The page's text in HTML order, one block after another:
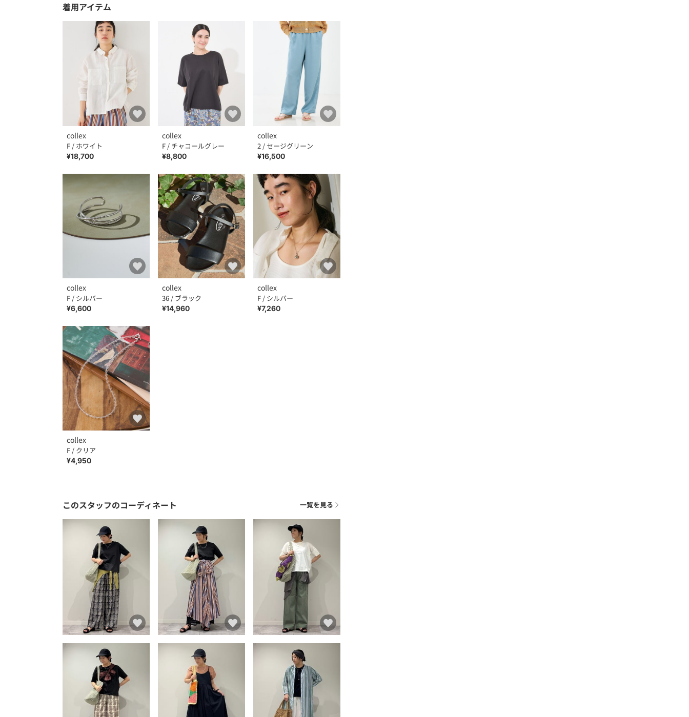
着用アイテム
collex
F / ホワイト
¥18,700
collex
F / チャコールグレー
¥8,800
collex
2 / セージグリーン
¥16,500
collex
F / シルバー
¥6,600
collex
36 / ブラック
¥14,960
collex
F / シルバー
¥7,260
collex
F / クリア
¥4,950
このスタッフのコーディネート 一覧を見る